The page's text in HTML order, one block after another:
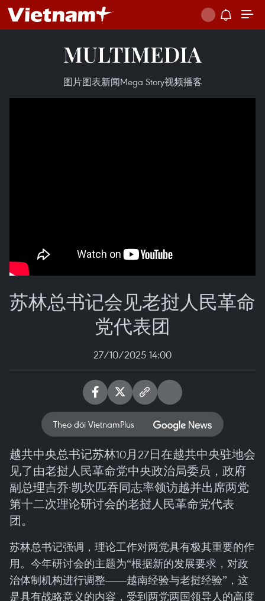
MULTIMEDIA
图片图表新闻Mega Story视频播客
苏林总书记会见老挝人民革命
党代表团
27/10/2025 14:00
Theo dõi VietnamPlus
越共中央总书记苏林10月27日在越共中央驻地会
见了由老挝人民革命党中央政治局委员，政府
副总理吉乔·凯坎匹吞同志率领访越并出席两党
第十二次理论研讨会的老挝人民革命党代表
团。
苏林总书记强调，理论工作对两党具有极其重要的作
用。今年研讨会的主题为“根据新的发展要求，对政
治体制机构进行调整——越南经验与老挝经验”，这
是具有战略意义的内容，受到两党两国领导人的高度